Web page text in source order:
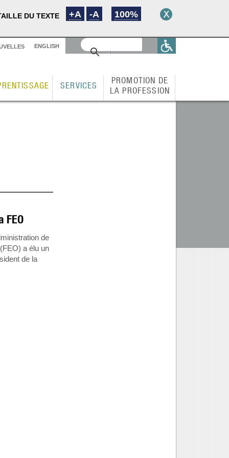
DU TEXTE +A -A 100%
ENGLISH
SERVICES
PROMOTION DE
LA PROFESSION
FEO
de
a élu un
de la